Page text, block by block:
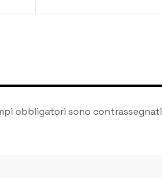
obbligatori sono contrassegnati